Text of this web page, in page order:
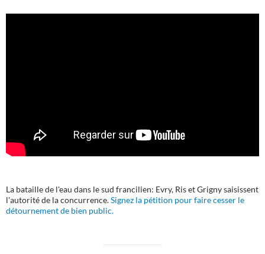
La bataille de l'eau dans le sud francilien: Evry, Ris et Grigny saisissent
l'autorité de la concurrence.Signez la pétition pour faire cesser le
détournement de bien public.